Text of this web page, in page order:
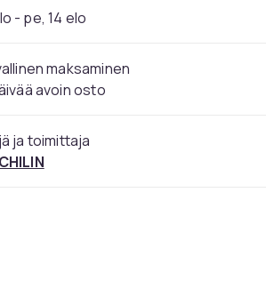
- pe, 14 elo
maksaminen
avoin osto
ja toimittaja